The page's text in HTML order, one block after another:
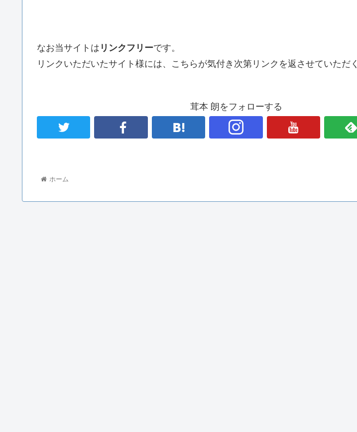
なお当サイトは リンクフリーです。
リンクいただいたサイト様には、こちらが気付き次第リンクを返させていただく
茸本 朗をフォローする
ホーム